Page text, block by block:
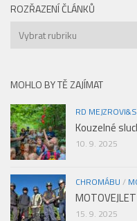
ROZŘAZENÍ ČLÁNKŮ
Rozřazení
článků
MOHLO BY TĚ ZAJÍMAT
RD
Kouzelné
10. 9. 2025
CHROMÁBU /
15. 9. 2025